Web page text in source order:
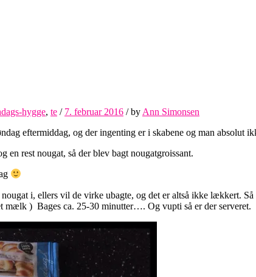
hygge, te / 7. februar 2016 /by Ann Simonsen
eftermiddag, og der ingenting er i skabene og man
en rest nougat, så der blev bagt nougatgroissant.
i, ellers vil de virke ubagte, og det er altså ikke lækkert.
) Bages ca. 25-30 minutter…. Og vupti så er der serveret.